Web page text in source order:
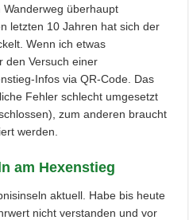
überhaupt
letzten 10 Jahren hat sich der
Wenn ich etwas
den Versuch einer
Infos via QR-Code. Das
Fehler schlecht umgesetzt
zum anderen braucht
werden.
am Hexenstieg
aktuell. Habe bis heute
nicht verstanden und vor